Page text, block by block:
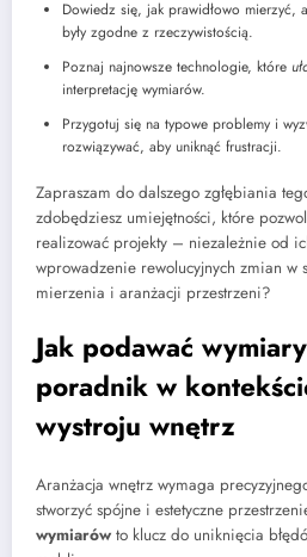
Dowiedz się, jak prawidłowo mierzyć,
były zgodne z rzeczywistością.
Poznaj najnowsze technologie, które
interpretację wymiarów.
Przygotuj się na typowe problemy i
rozwiązywać, aby uniknąć frustracji.
Zapraszam do dalszego zgłębiania
zdobędziesz umiejętności, które
realizować projekty – niezależnie od
wprowadzenie rewolucyjnych zmian w
mierzenia i aranżacji przestrzeni?
Jak podawać
poradnik w
wystroju wnętrz
Aranżacja wnętrz wymaga
stworzyć spójne i estetyczne
wymiarów to klucz do uniknięcia